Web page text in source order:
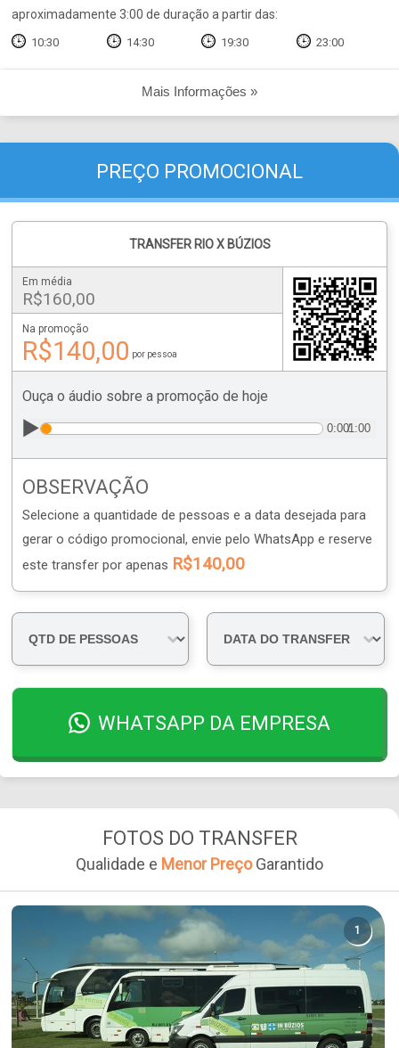
aproximadamente 3:00 de duração a partir das:
10:30 14:30 19:30 23:00
Mais Informações »
PREÇO PROMOCIONAL
TRANSFER RIO X BÚZIOS
Em média
R$160,00
Na promoção
R$140,00 por pessoa
Ouça o áudio sobre a promoção de hoje
▶️ 0:00/1:00
OBSERVAÇÃO
Selecione a quantidade de pessoas e a data desejada para
gerar o código promocional, envie pelo WhatsApp e reserve
este transfer por apenas R$140,00
WHATSAPP DA EMPRESA
FOTOS DO TRANSFER
Qualidade e Menor PreçoGarantido
1